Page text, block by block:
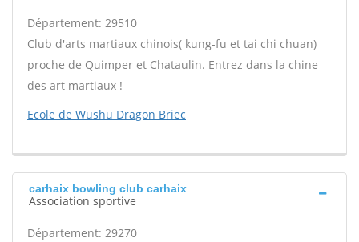
Département: 29510
Club d'arts martiaux chinois( kung-fu et tai chi chuan)
proche de Quimper et Chataulin. Entrez dans la chine
des art martiaux !
Ecole de Wushu Dragon Briec
carhaix bowling club carhaix
Association sportive
Département: 29270